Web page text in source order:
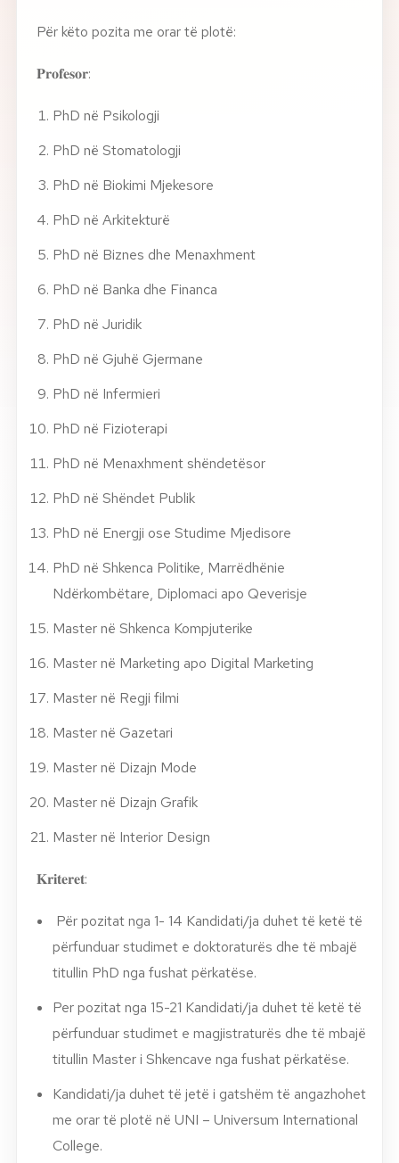
EN
AL Apliko
HYR
UMS Students
Për këto pozita me orar të plotë:
𝐏𝐫𝐨𝐟𝐞𝐬𝐨𝐫:
PhD në Psikologji
PhD në Stomatologji
PhD në Biokimi Mjekesore
PhD në Arkitekturë
PhD në Biznes dhe Menaxhment
PhD në Banka dhe Financa
PhD në Juridik
PhD në Gjuhë Gjermane
PhD në Infermieri
PhD në Fizioterapi
PhD në Menaxhment shëndetësor
PhD në Shëndet Publik
PhD në Energji ose Studime Mjedisore
PhD në Shkenca Politike, Marrëdhënie
Ndërkombëtare, Diplomaci apo Qeverisje
Master në Shkenca Kompjuterike
Master në Marketing apo Digital Marketing
Master në Regji filmi
Master në Gazetari
Master në Dizajn Mode
Master në Dizajn Grafik
Master në Interior Design
𝐊𝐫𝐢𝐭𝐞𝐫𝐞𝐭:
Për pozitat nga 1- 14 Kandidati/ja duhet të ketë të
përfunduar studimet e doktoraturës dhe të mbajë
titullin PhD nga fushat përkatëse.
Per pozitat nga 15-21 Kandidati/ja duhet të ketë të
përfunduar studimet e magjistraturës dhe të mbajë
titullin Master i Shkencave nga fushat përkatëse.
Kandidati/ja duhet të jetë i gatshëm të angazhohet
me orar të plotë në UNI – Universum International
College.